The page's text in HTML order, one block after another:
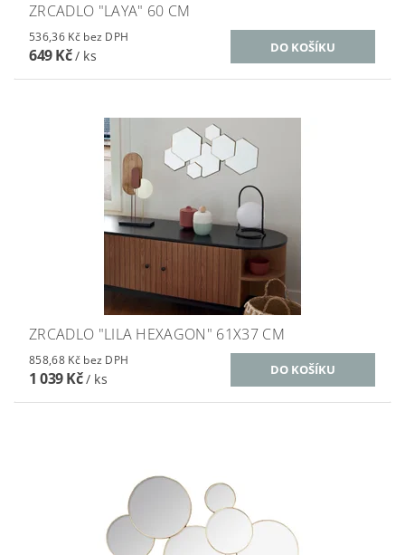
ZRCADLO "LAYA" 60 CM
536,36 Kč bez DPH
649 Kč/ ks
ZRCADLO "LILA HEXAGON" 61X37 CM
858,68 Kč bez DPH
1 039 Kč/ ks